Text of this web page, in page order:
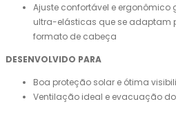
Ajuste confortável e
ultra-elásticas que se adaptam
formato de cabeça
DESENVOLVIDO PARA
Boa proteção solar e ótima
Ventilação ideal e evacuação